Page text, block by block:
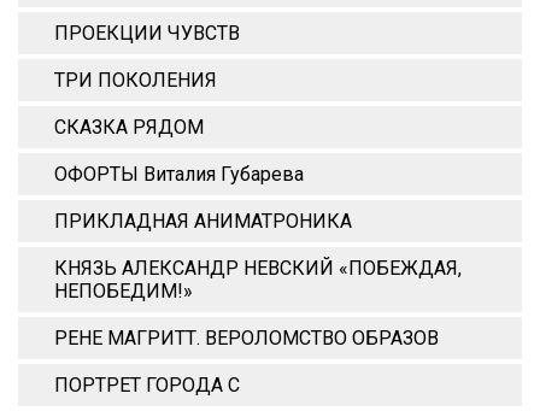
ПРОЕКЦИИ ЧУВСТВ
ТРИ ПОКОЛЕНИЯ
СКАЗКА РЯДОМ
ОФОРТЫ Виталия Губарева
ПРИКЛАДНАЯ АНИМАТРОНИКА
КНЯЗЬ АЛЕКСАНДР НЕВСКИЙ «ПОБЕЖДАЯ,
НЕПОБЕДИМ!»
РЕНЕ МАГРИТТ. ВЕРОЛОМСТВО ОБРАЗОВ
ПОРТРЕТ ГОРОДА С